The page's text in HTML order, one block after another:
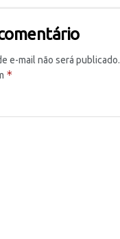
e-mail não será publicado.
*